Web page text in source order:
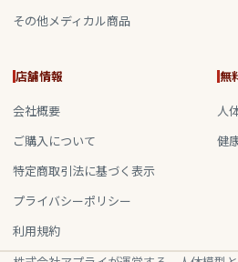
その他メディカル商品
店舗情報
会社概要
ご購入について
特定商取引法に基づく表示
プライバシーポリシー
利用規約
無
人
健